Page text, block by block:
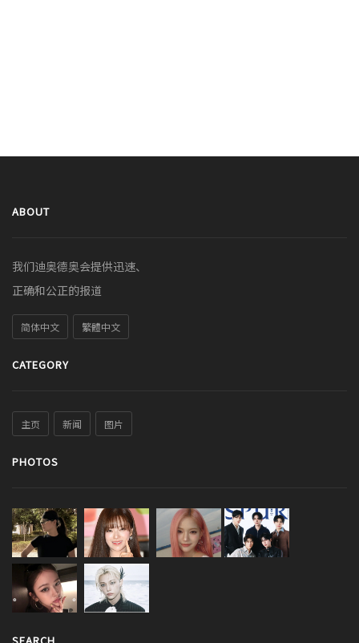
ABOUT
我们迪奥德奥会提供迅速、
正确和公正的报道
简体中文 繁體中文
CATEGORY
主页 新闻 图片
PHOTOS